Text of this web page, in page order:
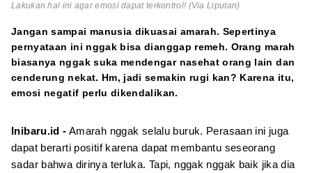
Lakukan hal ini agar emosi dapat terkontrol! (Via Liputan)
Jangan sampai manusia dikuasai amarah. Sepertinya
pernyataan ini nggak bisa dianggap remeh. Orang marah
biasanya nggak suka mendengar nasehat orang lain dan
cenderung nekat. Hm, jadi semakin rugi kan? Karena itu,
emosi negatif perlu dikendalikan.
Inibaru.id - Amarah nggak selalu buruk. Perasaan ini juga
dapat berarti positif karena dapat membantu seseorang
sadar bahwa dirinya terluka. Tapi, nggak nggak baik jika dia